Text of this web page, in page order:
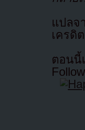
แปล
เครดิ
ตอนนี้